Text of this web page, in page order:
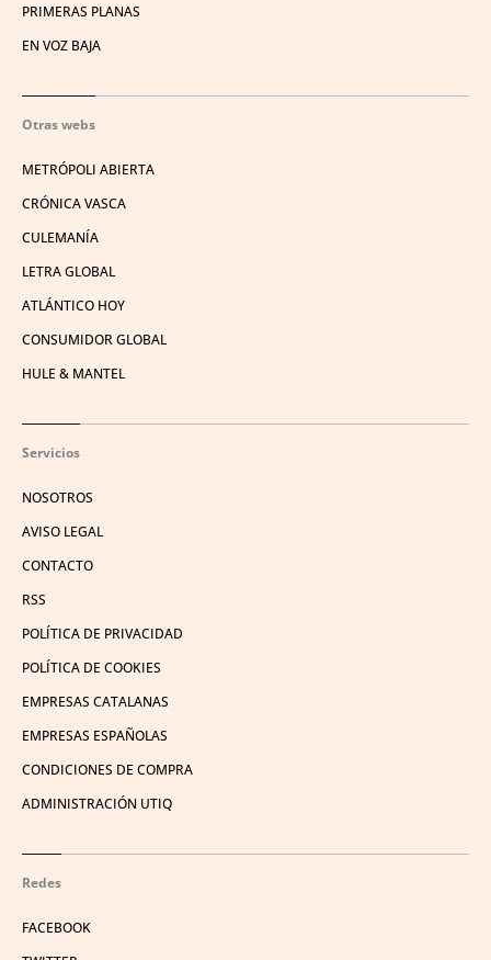
PRIMERAS PLANAS
EN VOZ BAJA
Otras webs
METRÓPOLI ABIERTA
CRÓNICA VASCA
CULEMANÍA
LETRA GLOBAL
ATLÁNTICO HOY
CONSUMIDOR GLOBAL
HULE & MANTEL
Servicios
NOSOTROS
AVISO LEGAL
CONTACTO
RSS
POLÍTICA DE PRIVACIDAD
POLÍTICA DE COOKIES
EMPRESAS CATALANAS
EMPRESAS ESPAÑOLAS
CONDICIONES DE COMPRA
ADMINISTRACIÓN UTIQ
Redes
FACEBOOK